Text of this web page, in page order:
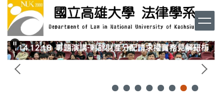
跳
主
要
內
容